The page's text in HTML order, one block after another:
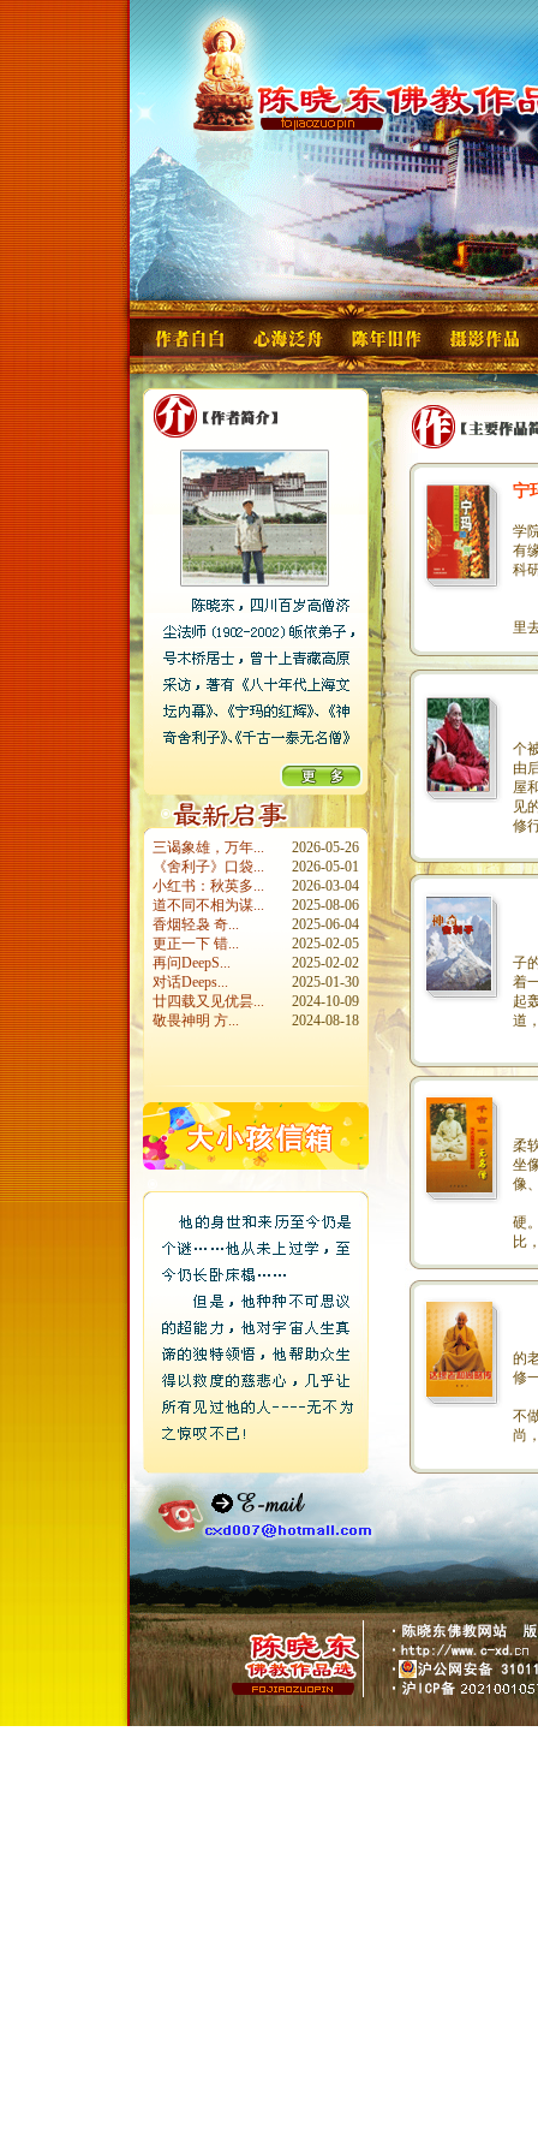
宁
学
有
科
里
个
由
屋
见
修
2026-05-26
三谒象雄，万年...
2026-05-01
《舍利子》口袋...
2026-03-04
小红书：秋英多...
2025-08-06
道不同不相为谋...
2025-06-04
香烟轻袅 奇...
2025-02-05
更正一下 错...
2025-02-02
再问DeepS...
2025-01-30
对话Deeps...
2024-10-09
廿四载又见优昙...
2024-08-18
敬畏神明 方...
子
着
起
道
柔
坐
像
硬
比
的
修
不
尚